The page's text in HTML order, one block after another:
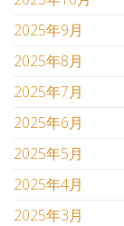
2025年9月
2025年8月
2025年7月
2025年6月
2025年5月
2025年4月
2025年3月